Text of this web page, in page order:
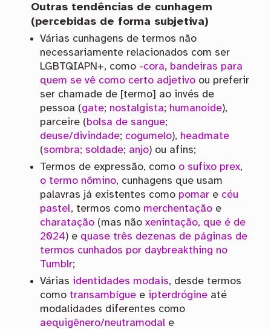
Outras tendências de cunhagem
(percebidas de forma subjetiva)
Várias cunhagens de termos não
necessariamente relacionados com ser
LGBTQIAPN+, como -cora, bandeiras para
quem se vê como certo adjetivoou preferir
ser chamade de [termo] ao invés de
pessoa (gate; nostalgista; humanoide),
parceire (bolsa de sangue;
deuse/divindade; cogumelo), headmate
(sombra; soldade; anjo) ou afins;
Termos de expressão, como o sufixo prex,
o termo nômino, cunhagens que usam
palavras já existentes como pomare céu
pastel, termos como merchentaçãoe
charatação(mas não xenintação, que é de
2024) e quase três dezenas de páginas de
termos cunhados por daybreakthing no
Tumblr;
Várias identidades modais, desde termos
como transambíguee ipterdrógineaté
modalidades diferentes como
aequigênero/neutramodale